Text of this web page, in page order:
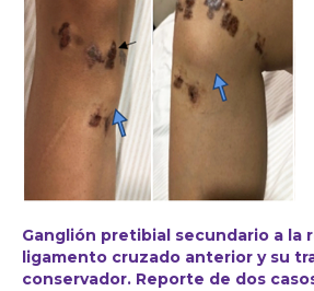
Ganglión pretibial secundario a la
ligamento cruzado anterior y su
conservador. Reporte de dos